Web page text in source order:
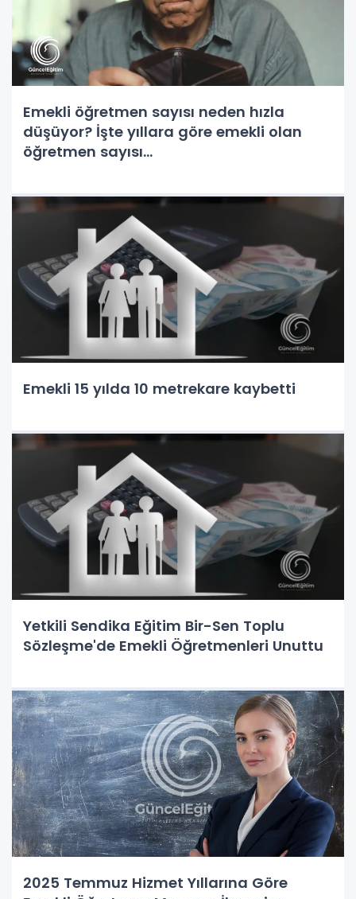
Emekli öğretmen sayısı neden hızla
düşüyor? İşte yıllara göre emekli olan
öğretmen sayısı...
Emekli 15 yılda 10 metrekare kaybetti
Yetkili Sendika Eğitim Bir-Sen Toplu
Sözleşme'de Emekli Öğretmenleri Unuttu
2025 Temmuz Hizmet Yıllarına Göre